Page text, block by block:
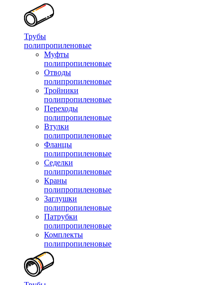
Трубы
полипропиленовые
Муфты
полипропиленовые
Отводы
полипропиленовые
Тройники
полипропиленовые
Переходы
полипропиленовые
Втулки
полипропиленовые
Фланцы
полипропиленовые
Седелки
полипропиленовые
Краны
полипропиленовые
Заглушки
полипропиленовые
Патрубки
полипропиленовые
Комплекты
полипропиленовые